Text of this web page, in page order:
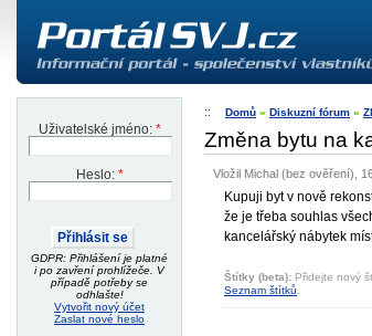
Uživatelské jméno: *
Heslo: *
GDPR: Přihlášení je platné
i po zavření prohlížeče. V
případě potřeby se
odhlašte!
Vytvořit nový účet
Zaslat nové heslo
Domů » Diskuzní fórum »
Změna bytu na
Vložil Michal (bez ověření),
Kupuji byt v nově
že je třeba souhlas
kancelářský nábytek
Štítky (beta): Přidejte nový
Seznam štítků